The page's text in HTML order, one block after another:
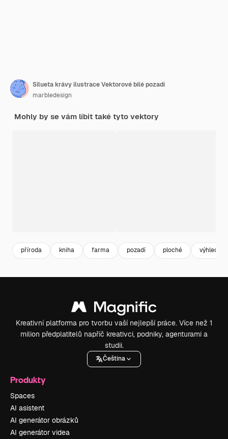
Silueta krávy ilustrace Vektorové bílé pozadí
marbledesign
Mohly by se vám líbit také tyto vektory
příroda kniha farma pozadí ploché výhled
Kreativní platforma pro tvorbu vaší nejlepší práce. Více než 1
milion předplatitelů napříč kreativci, podniky, agenturami a
studii.
Čeština
Produkty
Spaces
AI asistent
AI generátor obrázků
AI generátor videa